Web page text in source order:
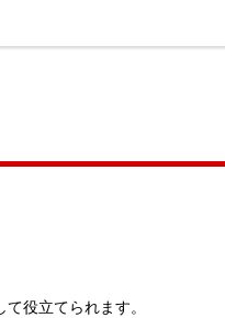
役立てられます。